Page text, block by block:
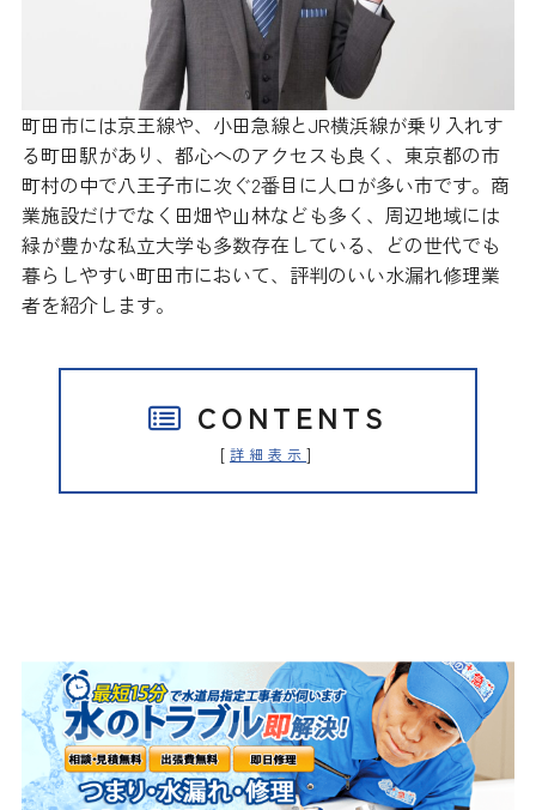
町田市には京王線や、小田急線とJR横浜線が乗り入れす
る町田駅があり、都心へのアクセスも良く、東京都の市
町村の中で八王子市に次ぐ2番目に人口が多い市です。商
業施設だけでなく田畑や山林なども多く、周辺地域には
緑が豊かな私立大学も多数存在している、どの世代でも
暮らしやすい町田市において、評判のいい水漏れ修理業
者を紹介します。
CONTENTS
[ 詳細表示 ]